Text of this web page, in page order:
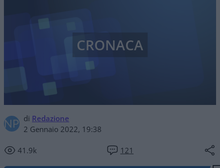
di Redazione
2 Gennaio 2022, 19:38
41.9k 121
CRONACA